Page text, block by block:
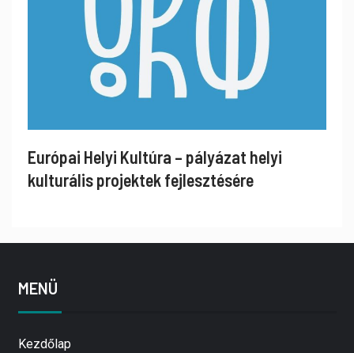
Európai Helyi Kultúra – pályázat helyi
kulturális projektek fejlesztésére
MENÜ
Kezdőlap